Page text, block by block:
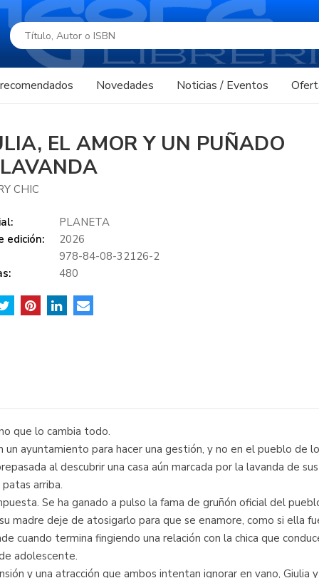
Novedades Noticias / Eventos
EL AMOR Y UN PUÑADO
CHIC
PLANETA
edición:
2026
978-84-08-32126-2
480
que lo cambia todo.
ayuntamiento para hacer una gestión, y no en el pueblo de
al descubrir una casa aún marcada por la lavanda de
arriba.
Se ha ganado a pulso la fama de gruñón oficial del
madre deje de atosigarlo para que se enamore, como si ella
cuando termina fingiendo una relación con la chica que
adolescente.
y una atracción que ambos intentan ignorar en vano, Giulia